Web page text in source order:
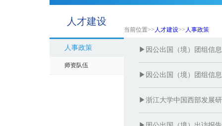
人才建设
当前位置>> 人才建设>> 人事政策
人事政策
师资队伍
▶因公出国（境）团组信
▶因公出国（境）团组信
▶​浙江大学中国西部发展